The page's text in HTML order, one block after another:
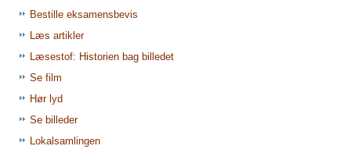
Bestille eksamensbevis
Læs artikler
Læsestof: Historien bag billedet
Se film
Hør lyd
Se billeder
Lokalsamlingen